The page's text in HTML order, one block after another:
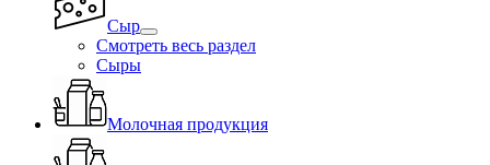
Сыр
Смотреть весь раздел
Сыры
Молочная продукция